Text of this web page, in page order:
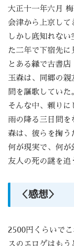
大正十一年六月
会津から上京して
しかし底知れな
た二年で下宿先に
とある縁で古書
玉森は、同郷の親
間を謳歌していた
そんな中、頼りに
雨の降る三日間
森は、彼らを掬う
何が現実で、何が
友人の死の謎を追
＜感想＞
2500円くらいで
スのエロゲはも